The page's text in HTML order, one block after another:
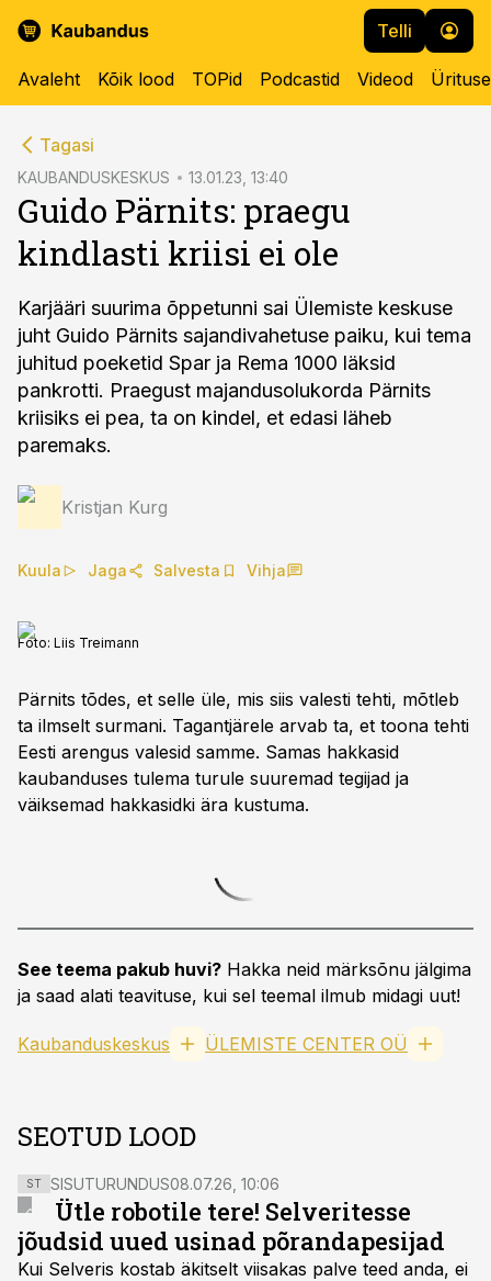
Telli
Avaleht Kõik lood TOPid Podcastid Videod
Tagasi
KAUBANDUSKESKUS 13.01.23, 13:40
Guido Pärnits: praegu
kindlasti kriisi ei ole
Karjääri suurima õppetunni sai Ülemiste keskuse
juht Guido Pärnits sajandivahetuse paiku, kui tema
juhitud poeketid Spar ja Rema 1000 läksid
pankrotti. Praegust majandusolukorda Pärnits
kriisiks ei pea, ta on kindel, et edasi läheb
paremaks.
Kristjan Kurg
Kuula Jaga Salvesta Vihja
Foto: Liis Treimann
Pärnits tõdes, et selle üle, mis siis valesti tehti, mõtleb
ta ilmselt surmani. Tagantjärele arvab ta, et toona tehti
Eesti arengus valesid samme. Samas hakkasid
kaubanduses tulema turule suuremad tegijad ja
väiksemad hakkasidki ära kustuma.
See teema pakub huvi? Hakka neid märksõnu jälgima
ja saad alati teavituse, kui sel teemal ilmub midagi uut!
Kaubanduskeskus ÜLEMISTE CENTER OÜ
SEOTUD LOOD
ST SISUTURUNDUS08.07.26, 10:06
Ütle robotile tere! Selveritesse
jõudsid uued usinad põrandapesijad
Kui Selveris kostab äkitselt viisakas palve teed anda, ei